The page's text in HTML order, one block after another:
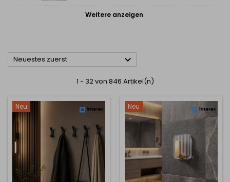
Weitere anzeigen
Neuestes zuerst 
1 - 32 von 846 Artikel(n)
Neu Neu